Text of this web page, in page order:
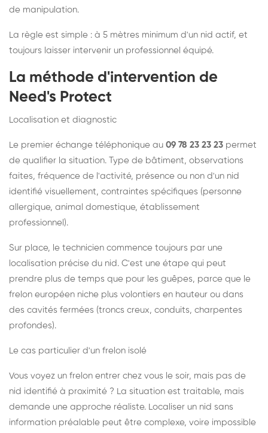
de manipulation.
La règle est simple : à 5 mètres minimum d'un nid actif, et
toujours laisser intervenir un professionnel équipé.
La méthode d'intervention de
Need's Protect
Localisation et diagnostic
Le premier échange téléphonique au 09 78 23 23 23 permet
de qualifier la situation. Type de bâtiment, observations
faites, fréquence de l'activité, présence ou non d'un nid
identifié visuellement, contraintes spécifiques (personne
allergique, animal domestique, établissement
professionnel).
Sur place, le technicien commence toujours par une
localisation précise du nid. C'est une étape qui peut
prendre plus de temps que pour les guêpes, parce que le
frelon européen niche plus volontiers en hauteur ou dans
des cavités fermées (troncs creux, conduits, charpentes
profondes).
Le cas particulier d'un frelon isolé
Vous voyez un frelon entrer chez vous le soir, mais pas de
nid identifié à proximité ? La situation est traitable, mais
demande une approche réaliste. Localiser un nid sans
information préalable peut être complexe, voire impossible